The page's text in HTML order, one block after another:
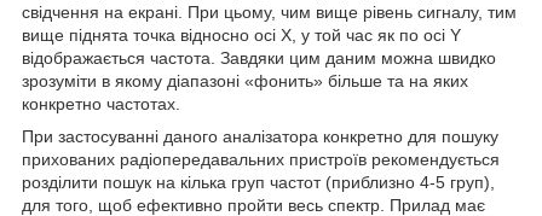
свідчення на екрані. При цьому, чим вище рівень сигналу, тим
вище піднята точка відносно осі Х, у той час як по осі Y
відображається частота. Завдяки цим даним можна швидко
зрозуміти в якому діапазоні «фонить» більше та на яких
конкретно частотах.
При застосуванні даного аналізатора конкретно для пошуку
прихованих радіопередавальних пристроїв рекомендується
розділити пошук на кілька груп частот (приблизно 4-5 груп),
для того, щоб ефективно пройти весь спектр. Прилад має